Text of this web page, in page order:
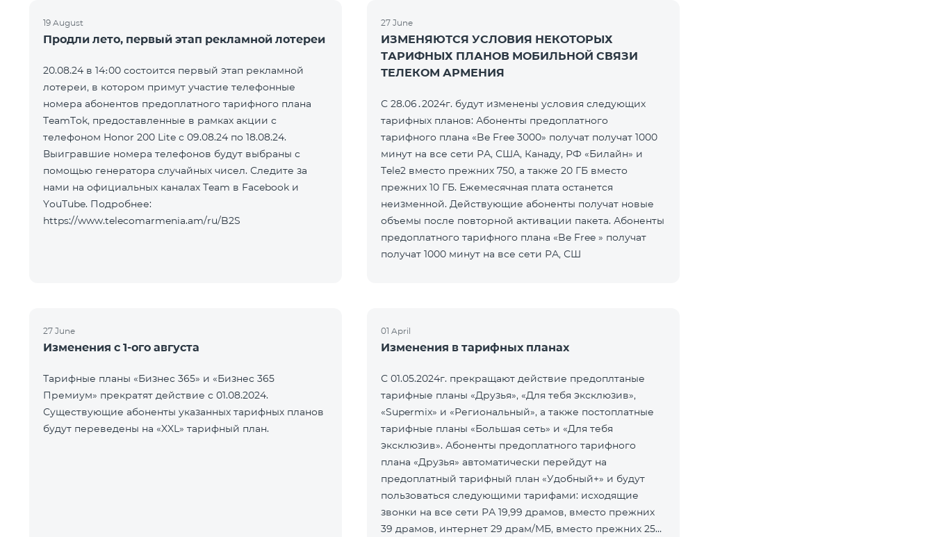
19 August
Продли лето, первый этап рекламной лотереи
20.08.24 в 14։00 состоится первый этап рекламной
лотереи, в котором примут участие телефонные
номера абонентов предоплатного тарифного плана
TeamTok, предоставленные в рамках акции с
телефоном Honor 200 Lite с 09.08.24 по 18.08.24.
Выигравшие номера телефонов будут выбраны с
помощью генератора случайных чисел. Следите за
нами на официальных каналах Team в Facebook и
YouTube. Подробнее:
https://www.telecomarmenia.am/ru/B2S
27 June
ИЗМЕНЯЮТСЯ УСЛОВИЯ НЕКОТОРЫХ
ТАРИФНЫХ ПЛАНОВ МОБИЛЬНОЙ СВЯЗИ
ТЕЛЕКОМ АРМЕНИЯ
С 28.06․2024г. будут изменены условия следующих
тарифных планов: Абоненты предоплатного
тарифного плана «Be Free 3000» получат получат 1000
минут на все сети РА, США, Канаду, РФ «Билайн» и
Tele2 вместо прежних 750, а также 20 ГБ вместо
прежних 10 ГБ. Ежемесячная плата останется
неизменной. Действующие абоненты получат новые
объемы после повторной активации пакета. Абоненты
предоплатного тарифного плана «Be Free » получат
получат 1000 минут на все сети РА, СШ
27 June
Изменения с 1-ого августа
Тарифные планы «Бизнес 365» и «Бизнес 365
Премиум» прекратят действие с 01.08.2024.
Существующие абоненты указанных тарифных планов
будут переведены на «XXL» тарифный план.
01 April
Изменения в тарифных планах
С 01.05.2024г. прекращают действие предоплтаные
тарифные планы «Друзья», «Для тебя эксклюзив»,
«Supermix» и «Региональный», а также постоплатные
тарифные планы «Большая сеть» и «Для тебя
эксклюзив». Абоненты предоплатного тарифного
плана «Друзья» автоматически перейдут на
предоплатный тарифный план «Удобный+» и будут
пользоваться следующими тарифами: исходящие
звонки на все сети РА 19,99 драмов, вместо прежних
39 драмов, интернет 29 драм/МБ, вместо прежних 25